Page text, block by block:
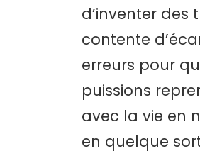
d’inventer des
contente
erreurs pour
puissions
avec la vie en
en quelque